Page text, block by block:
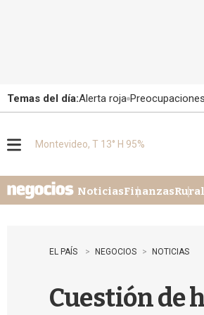
Temas del día:Alerta roja
u
Montevideo, T 13° H 95%
NoticiasFinanzas
EL PAÍS NEGOCIOS NOTICIAS
Cuestión de